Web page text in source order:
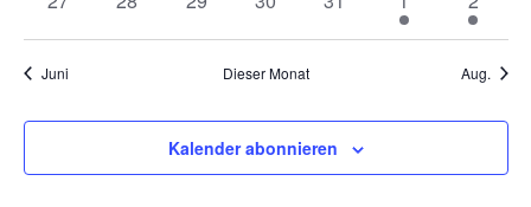
Veranstaltungen
Juni Dieser Monat Aug.
Kalender abonnieren